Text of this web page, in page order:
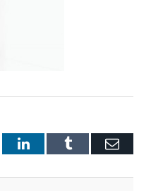
LinkedInTumblr